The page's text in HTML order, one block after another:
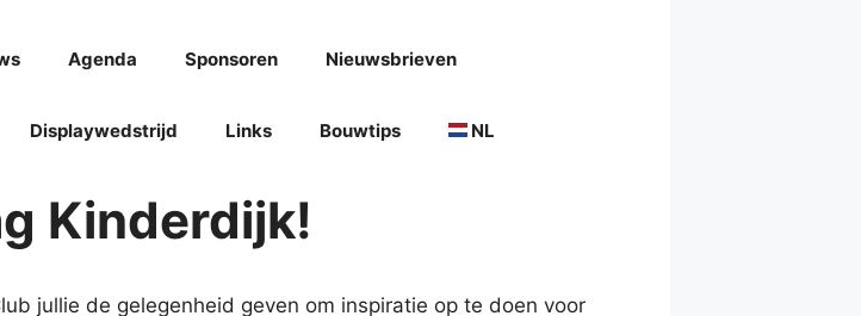
Agenda Sponsoren Nieuwsbrieven
Displaywedstrijd Links Bouwtips NL
Kinderdijk!
jullie de gelegenheid geven om inspiratie op te doen voor